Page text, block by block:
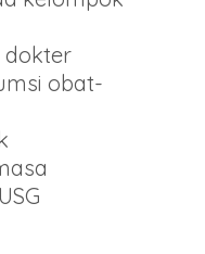
dokter
obat-